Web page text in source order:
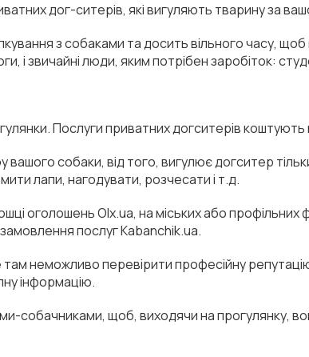
дог-ситерів, які вигуляють тварину за
з собаками та досить вільного часу, щоб
і звичайні люди, яким потрібен заробіток:
Послуги приватних догситерів коштують
вашого собаки, від того, вигулює догситер
лапи, нагодувати, розчесати і т.д.
оголошень Оlx.ua, на міських або профільних
послуг Кabanchik.ua.
там неможливо перевірити професійну
інформацію.
собачниками, щоб, виходячи на прогулянку,